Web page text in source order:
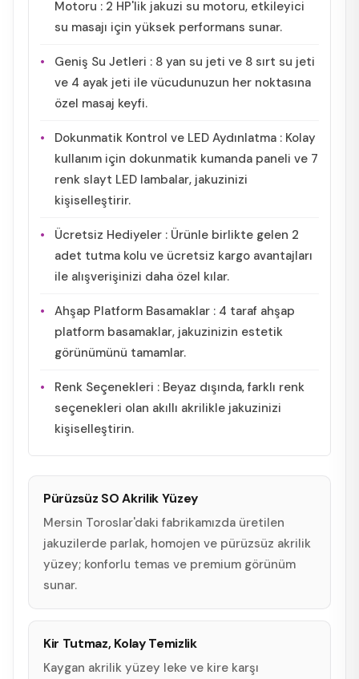
Motoru : 2 HP'lik jakuzi su motoru, etkileyici
su masajı için yüksek performans sunar.
Geniş Su Jetleri : 8 yan su jeti ve 8 sırt su jeti
ve 4 ayak jeti ile vücudunuzun her noktasına
özel masaj keyfi.
Dokunmatik Kontrol ve LED Aydınlatma : Kolay
kullanım için dokunmatik kumanda paneli ve 7
renk slayt LED lambalar, jakuzinizi
kişiselleştirir.
Ücretsiz Hediyeler : Ürünle birlikte gelen 2
adet tutma kolu ve ücretsiz kargo avantajları
ile alışverişinizi daha özel kılar.
Ahşap Platform Basamaklar : 4 taraf ahşap
platform basamaklar, jakuzinizin estetik
görünümünü tamamlar.
Renk Seçenekleri : Beyaz dışında, farklı renk
seçenekleri olan akıllı akrilikle jakuzinizi
kişiselleştirin.
Pürüzsüz SO Akrilik Yüzey
Mersin Toroslar'daki fabrikamızda üretilen
jakuzilerde parlak, homojen ve pürüzsüz akrilik
yüzey; konforlu temas ve premium görünüm
sunar.
Kir Tutmaz, Kolay Temizlik
Kaygan akrilik yüzey leke ve kire karşı